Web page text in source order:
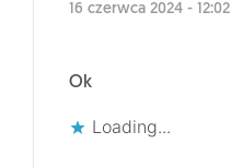
16 czerwca 2024 - 12:02
Ok
Loading...